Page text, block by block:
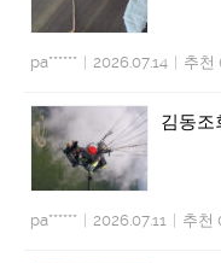
pa****** | 2026.07.14 | 추천
김동조
pa****** | 2026.07.11 | 추천